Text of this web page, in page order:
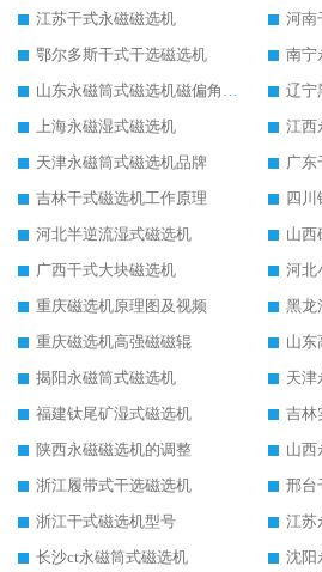
江苏干式永磁磁选机
河南
鄂尔多斯干式干选磁选机
南宁
山东永磁筒式磁选机磁偏角怎么调整
辽宁
上海永磁湿式磁选机
江西
天津永磁筒式磁选机品牌
广东
吉林干式磁选机工作原理
四
河北半逆流湿式磁选机
山西
广西干式大块磁选机
河北
重庆磁选机原理图及视频
黑龙
重庆磁选机高强磁磁辊
山东
揭阳永磁筒式磁选机
天津
福建钛尾矿湿式磁选机
吉林
陕西永磁磁选机的调整
山西
浙江履带式干选磁选机
邢台
浙江干式磁选机型号
江苏
长沙ct永磁筒式磁选机
沈阳